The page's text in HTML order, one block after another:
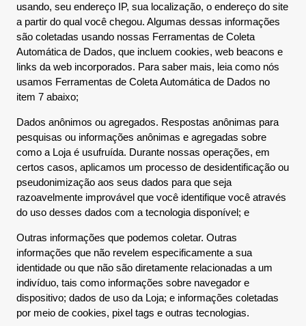
usando, seu endereço IP, sua localização, o endereço do site
a partir do qual você chegou. Algumas dessas informações
são coletadas usando nossas Ferramentas de Coleta
Automática de Dados, que incluem cookies, web beacons e
links da web incorporados. Para saber mais, leia como nós
usamos Ferramentas de Coleta Automática de Dados no
item 7 abaixo;
Dados anônimos ou agregados. Respostas anônimas para
pesquisas ou informações anônimas e agregadas sobre
como a Loja é usufruída. Durante nossas operações, em
certos casos, aplicamos um processo de desidentificação ou
pseudonimização aos seus dados para que seja
razoavelmente improvável que você identifique você através
do uso desses dados com a tecnologia disponível; e
Outras informações que podemos coletar. Outras
informações que não revelem especificamente a sua
identidade ou que não são diretamente relacionadas a um
indivíduo, tais como informações sobre navegador e
dispositivo; dados de uso da Loja; e informações coletadas
por meio de cookies, pixel tags e outras tecnologias.